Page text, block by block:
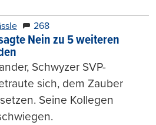
268
Nein zu 5 weiteren
Schwyzer SVP-
sich, dem Zauber
Seine Kollegen